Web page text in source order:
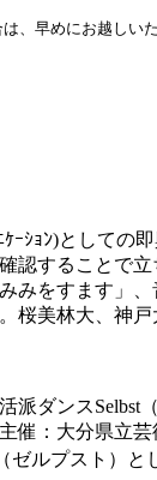
早めにお越し
ｼｮﾝ)として
認することで
をすます」
桜美林大、神
ダンス
：大分県立
ルプスト）と